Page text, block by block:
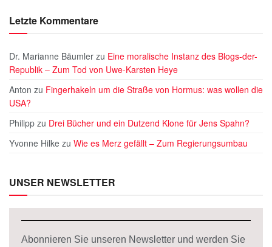
Letzte Kommentare
Dr. Marianne Bäumler zu Eine moralische Instanz des Blogs-der-
Republik – Zum Tod von Uwe-Karsten Heye
Anton zu Fingerhakeln um die Straße von Hormus: was wollen die
USA?
Philipp zu Drei Bücher und ein Dutzend Klone für Jens Spahn?
Yvonne Hilke zu Wie es Merz gefällt – Zum Regierungsumbau
UNSER NEWSLETTER
Abonnieren Sie unseren Newsletter und werden Sie